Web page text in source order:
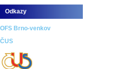
Odkazy
OFS Brno-venkov
ČUS